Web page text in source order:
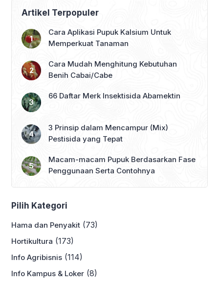
Artikel Terpopuler
Cara Aplikasi Pupuk Kalsium Untuk
Memperkuat Tanaman
Cara Mudah Menghitung Kebutuhan
Benih Cabai/Cabe
66 Daftar Merk Insektisida Abamektin
3 Prinsip dalam Mencampur (Mix)
Pestisida yang Tepat
Macam-macam Pupuk Berdasarkan Fase
Penggunaan Serta Contohnya
Pilih Kategori
Hama dan Penyakit (73)
Hortikultura (173)
Info Agribisnis (114)
Info Kampus & Loker (8)